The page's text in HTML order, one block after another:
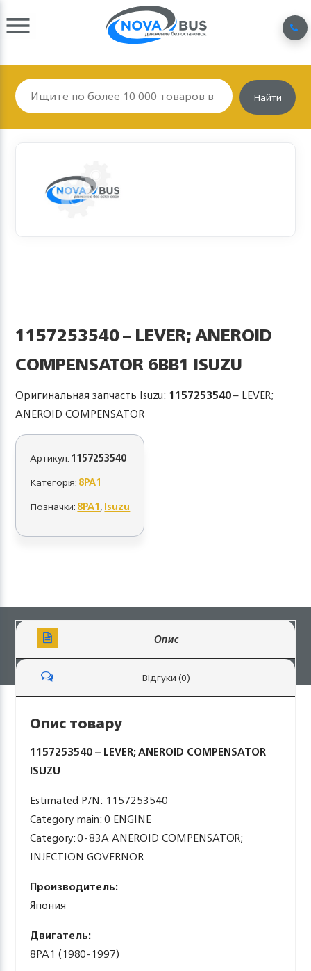
Найти
1157253540 – LEVER; ANEROID
COMPENSATOR 6BB1 ISUZU
Оригинальная запчасть Isuzu: 1157253540– LEVER;
ANEROID COMPENSATOR
Артикул:1157253540
Категорія:8PA1
Позначки:8PA1,Isuzu
Опис
Відгуки (0)
Опис товару
1157253540 – LEVER; ANEROID COMPENSATOR
ISUZU
Estimated P/N: 1157253540
Category main: 0 ENGINE
Category: 0-83A ANEROID COMPENSATOR;
INJECTION GOVERNOR
Производитель:
Япония
Двигатель:
8PA1 (1980-1997)